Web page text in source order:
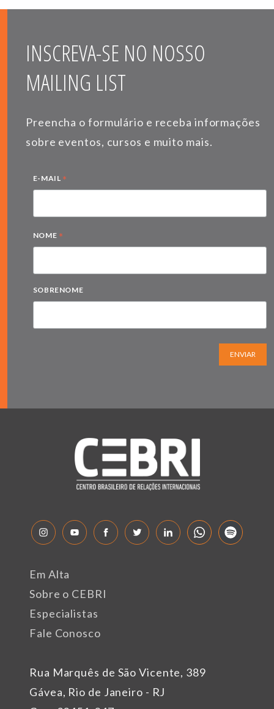
INSCREVA-SE NO NOSSO
MAILING LIST
Preencha o formulário e receba informações
sobre eventos, cursos e muito mais.
E-MAIL *
NOME *
SOBRENOME
ENVIAR
Rua Marquês de São Vicente, 389
Gávea, Rio de Janeiro - RJ
Em Alta
Sobre o CEBRI
Especialistas
Fale Conosco